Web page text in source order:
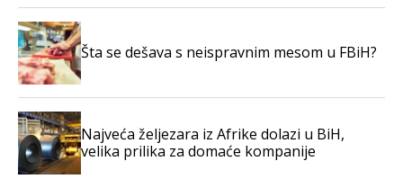
Šta se dešava s neispravnim mesom u FBiH?
Najveća željezara iz Afrike dolazi u BiH,
velika prilika za domaće kompanije